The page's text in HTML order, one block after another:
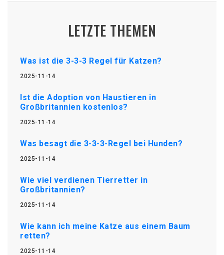
LETZTE THEMEN
Was ist die 3-3-3 Regel für Katzen?
2025-11-14
Ist die Adoption von Haustieren in
Großbritannien kostenlos?
2025-11-14
Was besagt die 3-3-3-Regel bei Hunden?
2025-11-14
Wie viel verdienen Tierretter in
Großbritannien?
2025-11-14
Wie kann ich meine Katze aus einem Baum
retten?
2025-11-14